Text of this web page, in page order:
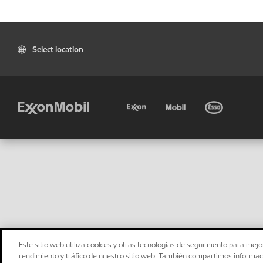
Select location
Este sitio web utiliza cookies y otras tecnologías de seguimiento para
rendimiento y tráfico de nuestro sitio web. También compartimos